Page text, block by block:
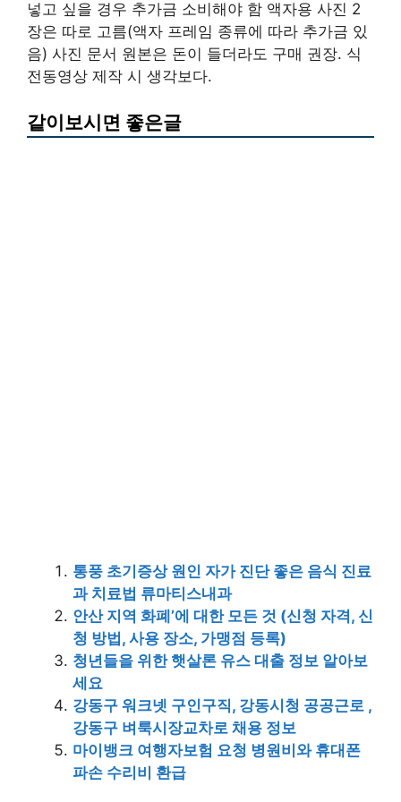
넣고 싶을 경우 추가금 소비해야 함 액자용 사진 2
장은 따로 고름(액자 프레임 종류에 따라 추가금 있
음) 사진 문서 원본은 돈이 들더라도 구매 권장. 식
전동영상 제작 시 생각보다.
같이보시면 좋은글
통풍 초기증상 원인 자가 진단 좋은 음식 진료
과 치료법 류마티스내과
안산 지역 화폐’에 대한 모든 것 (신청 자격, 신
청 방법, 사용 장소, 가맹점 등록)
청년들을 위한 햇살론 유스 대출 정보 알아보
세요
강동구 워크넷 구인구직, 강동시청 공공근로 ,
강동구 벼룩시장교차로 채용 정보
마이뱅크 여행자보험 요청 병원비와 휴대폰
파손 수리비 환급